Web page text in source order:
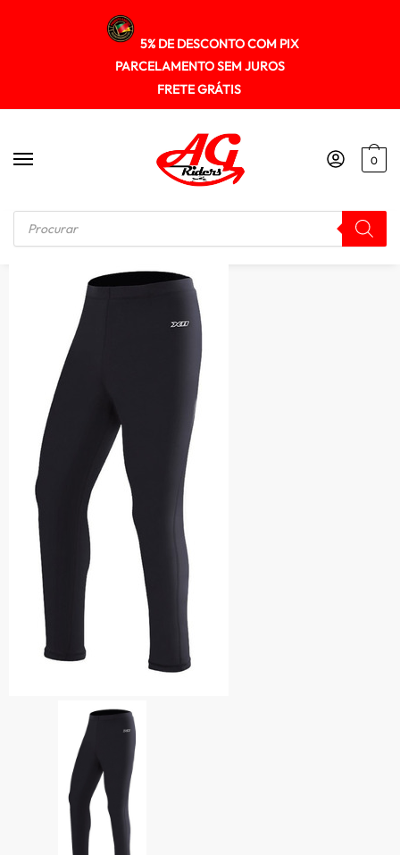
5% DE DESCONTO COM PIX
PARCELAMENTO SEM JUROS
FRETE GRÁTIS
0
Início / SEGUNDA PELE Calça Térmica Segunda Pele X11 Climate Proteção Uv50 Verão